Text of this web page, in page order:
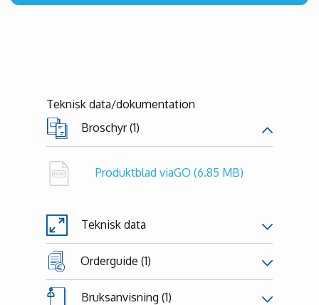
Teknisk data/dokumentation
Broschyr (1)
Produktblad viaGO (6.85 MB)
Teknisk data
Orderguide (1)
Bruksanvisning (1)